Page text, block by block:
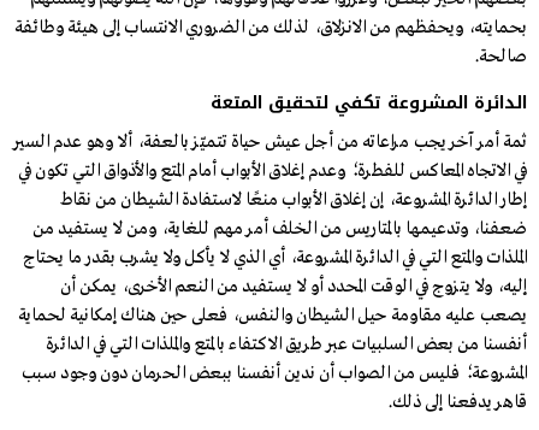
بحمايته، ويحفظهم من الانزلاق، لذلك من الضروري الانتساب إلى هيئة وطائفة
صالحة.
الدائرة المشروعة تكفي لتحقيق المتعة
ثمة أمر آخر يجب مراعاته من أجل عيش حياة تتميّز بالعفة، ألا وهو عدم السير
في الاتجاه المعاكس للفطرة؛ وعدم إغلاق الأبواب أمام المتع والأذواق التي تكون في
إطار الدائرة المشروعة، إن إغلاق الأبواب منعًا لاستفادة الشيطان من نقاط
ضعفنا، وتدعيمها بالمتاريس من الخلف أمر مهم للغاية، ومن لا يستفيد من
الملذات والمتع التي في الدائرة المشروعة، أي الذي لا يأكل ولا يشرب بقدر ما يحتاج
إليه، ولا يتزوج في الوقت المحدد أو لا يستفيد من النعم الأخرى، يمكن أن
يصعب عليه مقاومة حيل الشيطان والنفس، فعلى حين هناك إمكانية لحماية
أنفسنا من بعض السلبيات عبر طريق الاكتفاء بالمتع والملذات التي في الدائرة
المشروعة؛ فليس من الصواب أن ندين أنفسنا ببعض الحرمان دون وجود سبب
قاهر يدفعنا إلى ذلك.